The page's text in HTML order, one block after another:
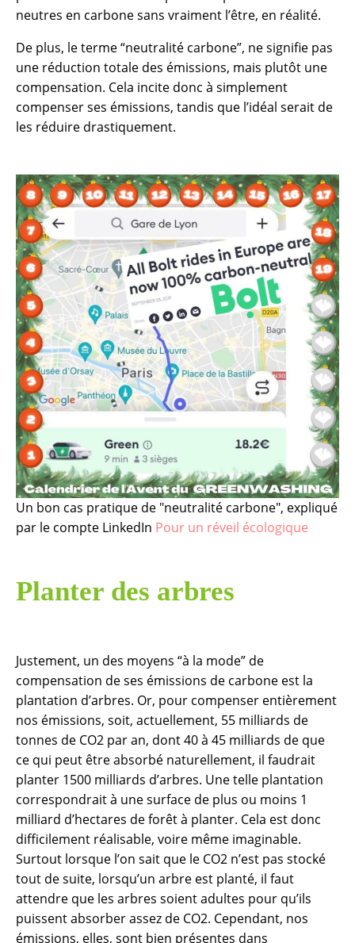
neutres en carbone sans vraiment l’être, en réalité.
De plus, le terme “neutralité carbone”, ne signifie pas
une réduction totale des émissions, mais plutôt une
compensation. Cela incite donc à simplement
compenser ses émissions, tandis que l’idéal serait de
les réduire drastiquement.
Un bon cas pratique de "neutralité carbone", expliqué
par le compte LinkedIn Pour un réveil écologique
Planter des arbres
Justement, un des moyens “à la mode” de
compensation de ses émissions de carbone est la
plantation d’arbres. Or, pour compenser entièrement
nos émissions, soit, actuellement, 55 milliards de
tonnes de CO2 par an, dont 40 à 45 milliards de que
ce qui peut être absorbé naturellement, il faudrait
planter 1500 milliards d’arbres. Une telle plantation
correspondrait à une surface de plus ou moins 1
milliard d’hectares de forêt à planter. Cela est donc
difficilement réalisable, voire même imaginable.
Surtout lorsque l’on sait que le CO2 n’est pas stocké
tout de suite, lorsqu’un arbre est planté, il faut
attendre que les arbres soient adultes pour qu’ils
puissent absorber assez de CO2. Cependant, nos
émissions, elles, sont bien présentes dans